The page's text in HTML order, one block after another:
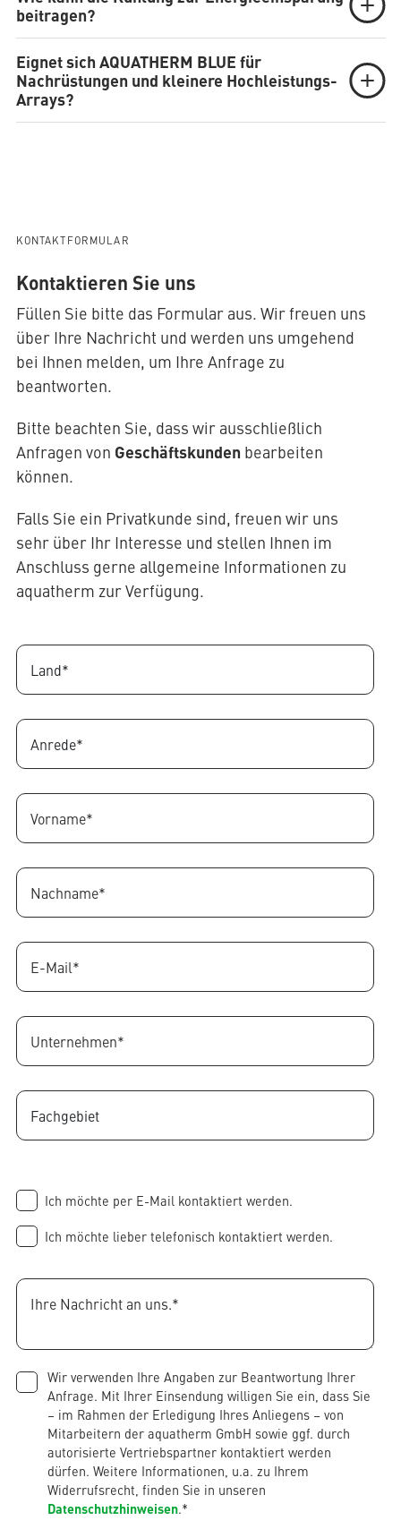
beitragen?
Eignet sich AQUATHERM BLUE für
Nachrüstungen und kleinere Hochleistungs-
Arrays?
KONTAKTFORMULAR
Kontaktieren Sie uns
Füllen Sie bitte das Formular aus. Wir freuen uns
über Ihre Nachricht und werden uns umgehend
bei Ihnen melden, um Ihre Anfrage zu
beantworten.
Bitte beachten Sie, dass wir ausschließlich
Anfragen von Geschäftskunden bearbeiten
können.
Falls Sie ein Privatkunde sind, freuen wir uns
sehr über Ihr Interesse und stellen Ihnen im
Anschluss gerne allgemeine Informationen zu
aquatherm zur Verfügung.
Ich möchte per E-Mail kontaktiert werden.
Ich möchte lieber telefonisch kontaktiert werden.
Wir verwenden Ihre Angaben zur Beantwortung Ihrer
Anfrage. Mit Ihrer Einsendung willigen Sie ein, dass Sie
– im Rahmen der Erledigung Ihres Anliegens – von
Mitarbeitern der aquatherm GmbH sowie ggf. durch
autorisierte Vertriebspartner kontaktiert werden
dürfen. Weitere Informationen, u.a. zu Ihrem
Widerrufsrecht, finden Sie in unseren
Datenschutzhinweisen.*